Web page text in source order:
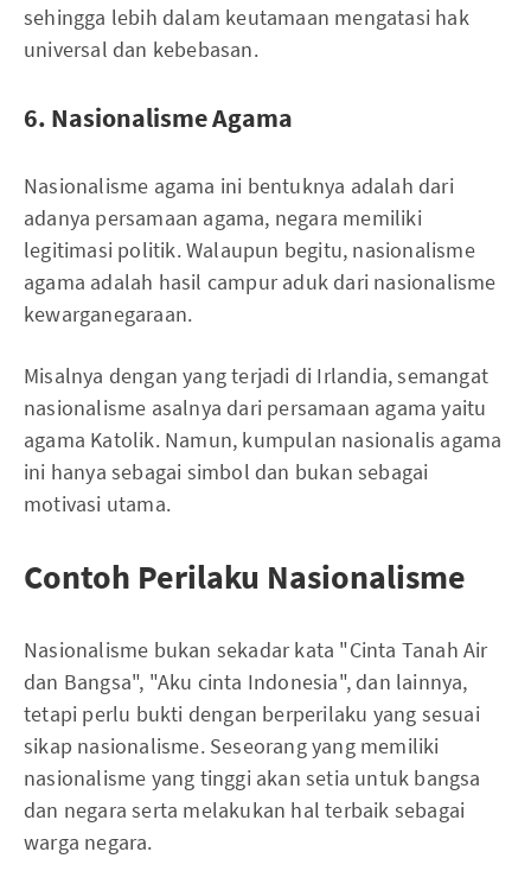
sehingga lebih dalam keutamaan mengatasi hak
universal dan kebebasan.
6. Nasionalisme Agama
Nasionalisme agama ini bentuknya adalah dari
adanya persamaan agama, negara memiliki
legitimasi politik. Walaupun begitu, nasionalisme
agama adalah hasil campur aduk dari nasionalisme
kewarganegaraan.
Misalnya dengan yang terjadi di Irlandia, semangat
nasionalisme asalnya dari persamaan agama yaitu
agama Katolik. Namun, kumpulan nasionalis agama
ini hanya sebagai simbol dan bukan sebagai
motivasi utama.
Contoh Perilaku Nasionalisme
Nasionalisme bukan sekadar kata "Cinta Tanah Air
dan Bangsa", "Aku cinta Indonesia", dan lainnya,
tetapi perlu bukti dengan berperilaku yang sesuai
sikap nasionalisme. Seseorang yang memiliki
nasionalisme yang tinggi akan setia untuk bangsa
dan negara serta melakukan hal terbaik sebagai
warga negara.